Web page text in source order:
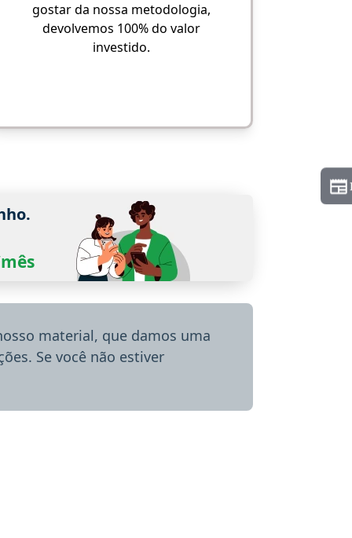
gostar da nossa metodologia,
devolvemos 100% do valor
investido.
material, que damos uma
Se você não estiver